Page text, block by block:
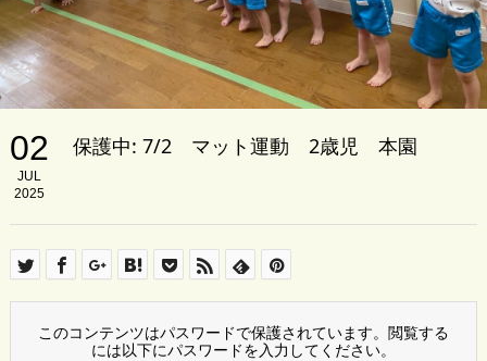
02
JUL
2025
保護中: 7/2 マット運動 2歳児 本園
このコンテンツはパスワードで保護されています。閲覧する
には以下にパスワードを入力してください。